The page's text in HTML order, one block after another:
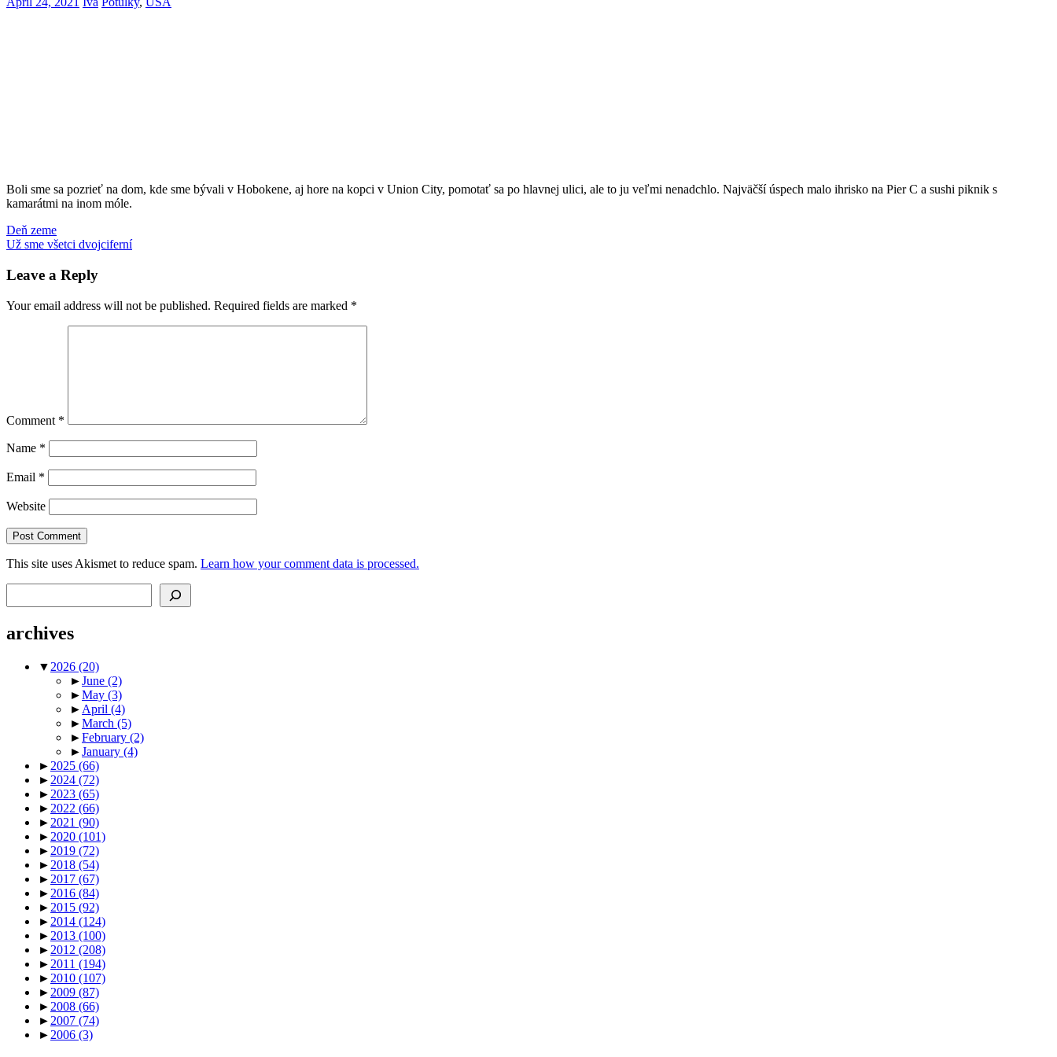
Boli sme sa pozrieť na dom, kde sme bývali v Hobokene, aj hore na kopci v Union City, pomotať sa po hlavnej ulici, ale to ju veľmi nenadchlo. Najväčší úspech malo ihrisko na Pier C a sushi piknik s
kamarátmi na inom móle.
Hobokenvýlet
s
Post
navigation
Previous
Post:
Deň zeme
Next
Už sme všetci dvojciferní
Leave a Reply
Your email address will not be published. Required fields are marked *
Comment *
Name *
Email *
Website
This site uses Akismet to reduce spam. Learn how your comment data is processed.
archives
▼ 2026 (20)
►June (2)
►May (3)
► April (4)
►March (5)
►February (2)
►January (4)
► 2025 (66)
► 2024 (72)
► 2023 (65)
► 2022 (66)
► 2021 (90)
► 2020 (101)
► 2019 (72)
► 2018 (54)
► 2017 (67)
► 2016 (84)
► 2015 (92)
► 2014 (124)
► 2013 (100)
► 2012 (208)
► 2011 (194)
► 2010 (107)
► 2009 (87)
► 2008 (66)
► 2007 (74)
► 2006 (3)